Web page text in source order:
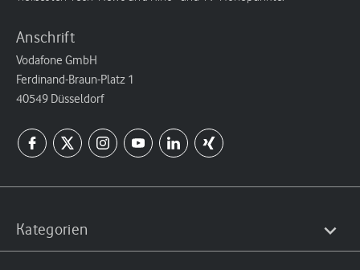
Anschrift
Vodafone GmbH
Ferdinand-Braun-Platz 1
40549 Düsseldorf
Kategorien